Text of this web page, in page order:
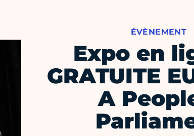
ÉVÈNEMENT
Expo en
GRATUITE
A